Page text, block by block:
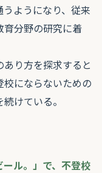
ようになり、従来
育分野の研究に着
り方を探求すると
校にならないための
けている。
ル。」で、不登校